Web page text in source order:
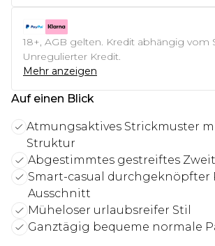
18+, AGB gelten. Kredit abhängig vom
Unregulierter Kredit.
Mehr anzeigen
Auf einen Blick
Atmungsaktives Strickmuster
Struktur
Abgestimmtes gestreiftes
Smart-casual durchgeknöpfter
Ausschnitt
Müheloser urlaubsreifer Stil
Ganztägig bequeme normale